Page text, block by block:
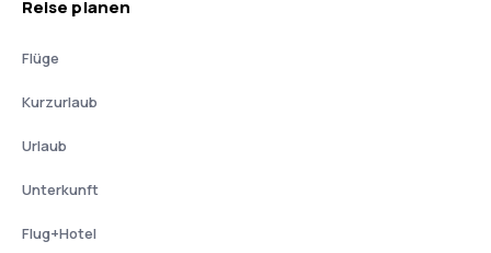
Reise planen
Flüge
Kurzurlaub
Urlaub
Unterkunft
Flug+Hotel